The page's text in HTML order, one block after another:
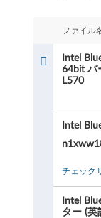
ファイル
Intel
64bit バ
L570
Intel
チェック
Intel
ター (英